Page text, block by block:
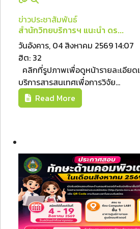
ข่าวประชาสัมพันธ์
สำนักวิทยบริการฯ แนะนำ ดร...
วันอังคาร, 04 สิงหาคม 2569 14:07
ฮิต: 32
คลิกที่รูปภาพเพื่อดูหน้ารายละเอีย
บริการสารสนเทศเพื่อการวิจัย...
Read More